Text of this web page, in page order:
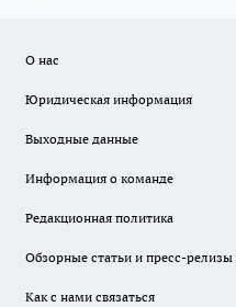
О нас
Юридическая информация
Выходные данные
Информация о команде
Редакционная политика
Обзорные статьи и пресс-релизы
Как с нами связаться